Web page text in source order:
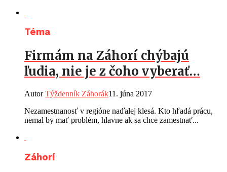
Téma
Firmám na Záhorí chýbajú
ľudia, nie je z čoho vyberať…
AutorTýždenník Záhorák11. júna 2017
Nezamestnanosť v regióne naďalej klesá. Kto hľadá prácu,
nemal by mať problém, hlavne ak sa chce zamestnať...
Záhorí